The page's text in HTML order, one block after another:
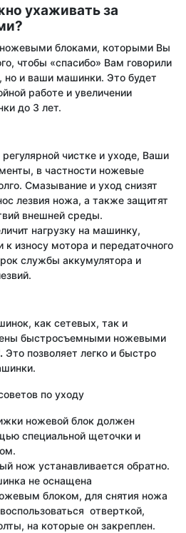
ухаживать за
ножевыми блоками, которыми Вы
чтобы «спасибо» Вам говорили
но и ваши машинки. Это будет
работе и увеличении
до 3 лет.
чистке и уходе, Ваши
в частности ножевые
Смазывание и уход снизят
лезвия ножа, а также защитят
внешней среды.
нагрузку на машинку,
износу мотора и передаточного
службы аккумулятора и
как сетевых, так и
быстросъемными ножевыми
Это позволяет легко и быстро
по уходу
ножевой блок должен
специальной щеточки и
нож устанавливается обратно.
не оснащена
блоком, для снятия ножа
отверткой,
на которые он закреплен.